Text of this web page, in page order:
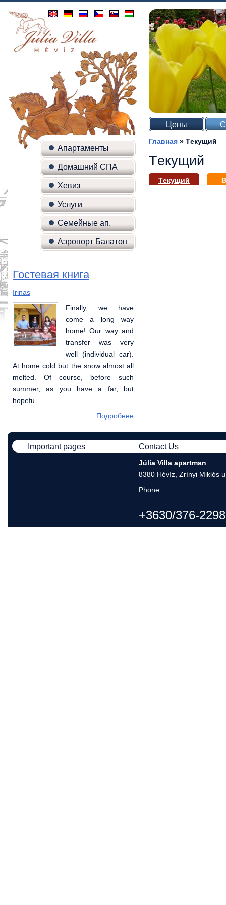
Цены
Апартаменты
Домашний СПА
Хевиз
Услуги
Семейные ап.
Аэропорт Балатон
Гостевая книга
Irinas
Finally, we have
come a long way
home! Our way and
transfer was very
well (individual car).
At home cold but the snow almost all
melted. Of course, before such
summer, as you have a far, but
hopefu
Подробнее
Галина, Алеся, Геннадий, Данила
отдыхали семьей с
2 детьми в мае.все
очень понравилось-
уютный двор с
качелью и
песочницей(дочь 4 лет это очень
порадовало).очень приятные и
внимательные хозяева, дали круги
и талоны со скидкой для
Подробнее
Главная » Tекущий
Tекущий
Tекущий
Important pages Contact Us
Júlia Villa apartman
8380 Hévíz, Zrínyi Miklós
Phone:
+3630/376-2298